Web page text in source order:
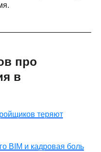
про
в
теряют
BIM и кадровая боль